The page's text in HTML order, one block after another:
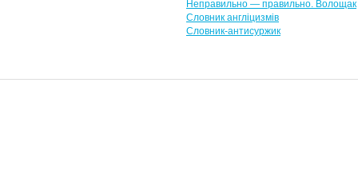
Неправильно — правильно. Волощак
Словник англіцизмів
Словник-антисуржик